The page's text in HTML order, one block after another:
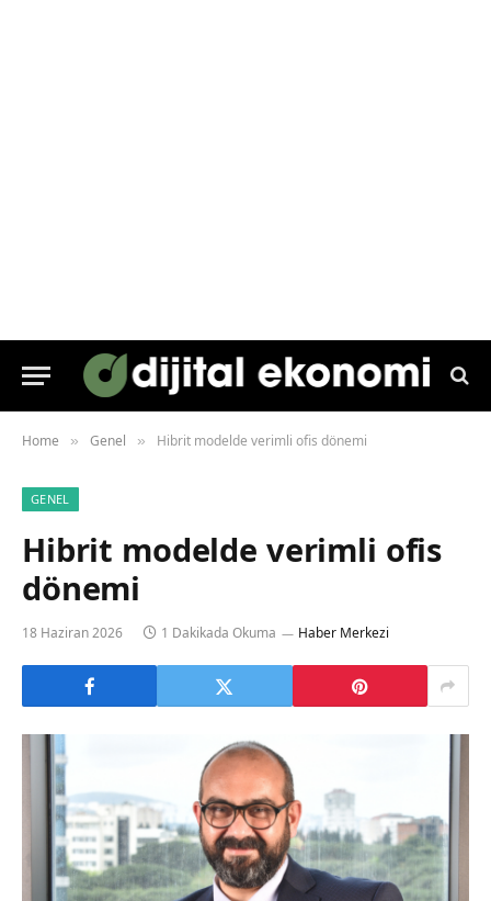
Home » Genel » Hibrit modelde verimli ofis dönemi
GENEL
Hibrit modelde verimli ofis
dönemi
18 Haziran 2026 1 Dakikada Okuma Haber Merkezi